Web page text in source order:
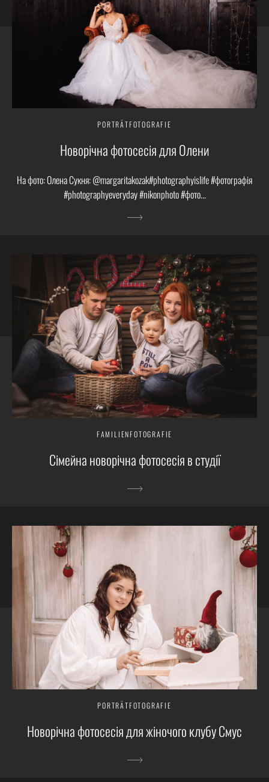
PORTRÄTFOTOGRAFIE
Новорічна фотосесія для Олени
На фото: Олена Сукня: @margaritakozak#photographyislife #фотографія
#photographyeveryday #nikonphoto #фото...
FAMILIENFOTOGRAFIE
Сімейна новорічна фотосесія в студії
PORTRÄTFOTOGRAFIE
Новорічна фотосесія для жіночого клубу Смус